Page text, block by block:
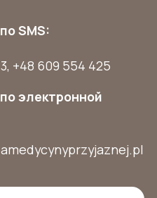
SMS:
, +48 609 554 425
электронной